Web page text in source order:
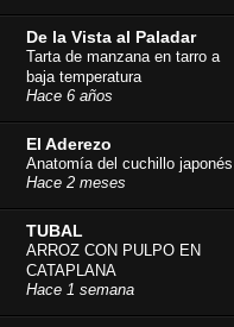
De la Vista al Paladar
Tarta de manzana en tarro a
baja temperatura
Hace 6 años
El Aderezo
Anatomía del cuchillo japonés
Hace 2 meses
TUBAL
ARROZ CON PULPO EN
CATAPLANA
Hace 1 semana